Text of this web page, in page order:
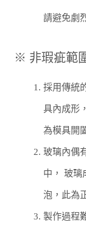
請避免劇
※ 非瑕疵範
1. 採用傳統
具內成形
為模具開
2. 玻璃內偶
中， 玻璃
泡，此為
3. 製作過程